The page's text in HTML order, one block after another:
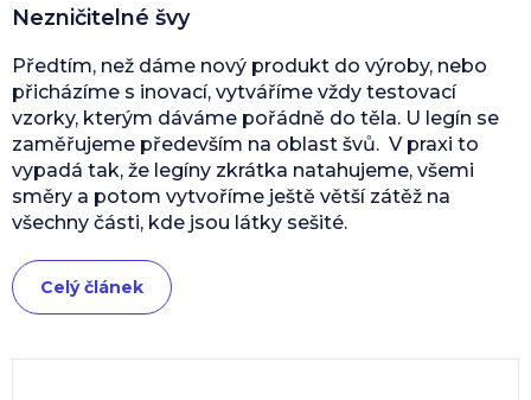
Nezničitelné švy
Předtím, než dáme nový produkt do výroby, nebo
přicházíme s inovací, vytváříme vždy testovací
vzorky, kterým dáváme pořádně do těla. U legín se
zaměřujeme především na oblast švů. V praxi to
vypadá tak, že legíny zkrátka natahujeme, všemi
směry a potom vytvoříme ještě větší zátěž na
všechny části, kde jsou látky sešité.
Celý článek